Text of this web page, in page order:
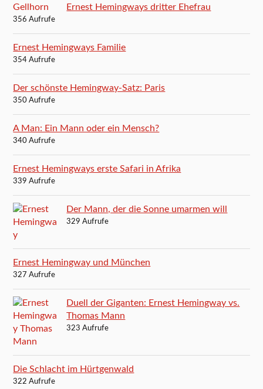
Ernest Hemingways dritter Ehefrau
356 Aufrufe
Ernest Hemingways Familie
354 Aufrufe
Der schönste Hemingway-Satz: Paris
350 Aufrufe
A Man: Ein Mann oder ein Mensch?
340 Aufrufe
Ernest Hemingways erste Safari in Afrika
339 Aufrufe
Der Mann, der die Sonne umarmen will
329 Aufrufe
Ernest Hemingway und München
327 Aufrufe
Duell der Giganten: Ernest Hemingway vs.
Thomas Mann
323 Aufrufe
Die Schlacht im Hürtgenwald
322 Aufrufe